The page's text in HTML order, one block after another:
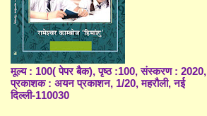
मूल्य : 100( पेपर बैक), पृष्ठ :100, संस्करण : 2020,
प्रकाशक : अयन प्रकाशन, 1/20, महरौली, नई
दिल्ली-110030